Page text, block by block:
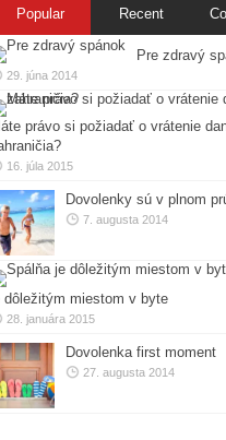
Popular Recent
Pre zdravý
29. júna 2014
právo si požiadať o vrátenie
16. júla 2015
Dovolenky sú v plnom
7. augusta 2014
dôležitým miestom v byte
28. januára 2015
Dovolenka first moment
27. augusta 2014